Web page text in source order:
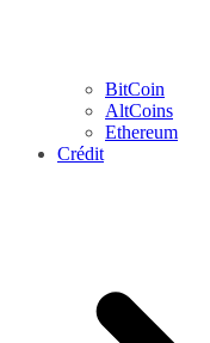
BitCoin
AltCoins
Ethereum
Crédit